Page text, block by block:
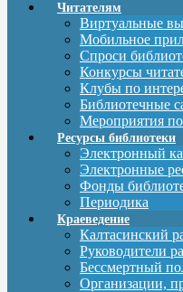
Читателям
Виртуальные
Мобильное
Спроси
Конкурсы
Клубы по
Библиотечные
Мероприятия
Ресурсы библиотеки
Электронный
Электронные
Фонды
Периодика
Краеведение
Калтасинский
Руководители
Бессмертный
Организации,